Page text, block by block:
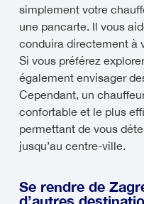
simplement votre
une pancarte. Il vous
conduira directement à
Si vous préférez
également envisager
Cependant, un
confortable et le plus
permettant de vous
jusqu’au centre-ville.
Se rendre de
d’autres